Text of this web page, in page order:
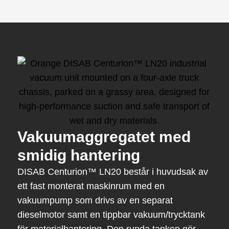
Vakuumaggregatet med
smidig hantering
DISAB Centurion™ LN20 består i huvudsak av
ett fast monterat maskinrum med en
vakuumpump som drivs av en separat
dieselmotor samt en tippbar vakuum/trycktank